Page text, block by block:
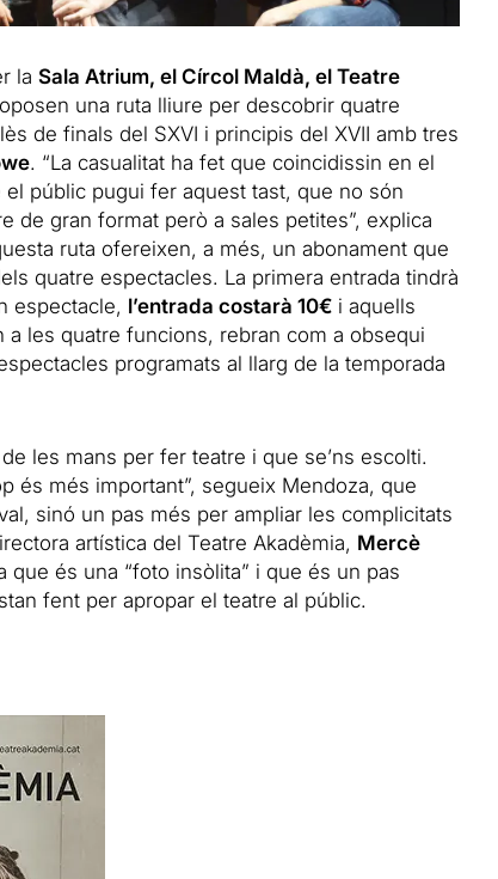
la Sala Atrium, el Círcol Maldà, el Teatre
una ruta lliure per descobrir quatre
de finals del SXVI i principis del XVII amb tres
. “La casualitat ha fet que coincidissin en el
públic pugui fer aquest tast, que no són
de gran format però a sales petites”, explica
ruta ofereixen, a més, un abonament que
quatre espectacles. La primera entrada tindrà
espectacle, l’entrada costarà 10€i aquells
les quatre funcions, rebran com a obsequi
programats al llarg de la temporada
les mans per fer teatre i que se’ns escolti.
és més important”, segueix Mendoza, que
sinó un pas més per ampliar les complicitats
artística del Teatre Akadèmia, Mercè
que és una “foto insòlita” i que és un pas
fent per apropar el teatre al públic.